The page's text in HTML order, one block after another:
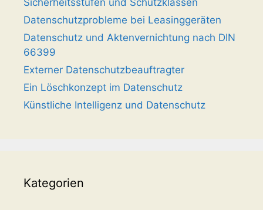
Sicherheitsstufen und Schutzklassen
Datenschutzprobleme bei Leasinggeräten
Datenschutz und Aktenvernichtung nach DIN
66399
Externer Datenschutzbeauftragter
Ein Löschkonzept im Datenschutz
Künstliche Intelligenz und Datenschutz
Kategorien